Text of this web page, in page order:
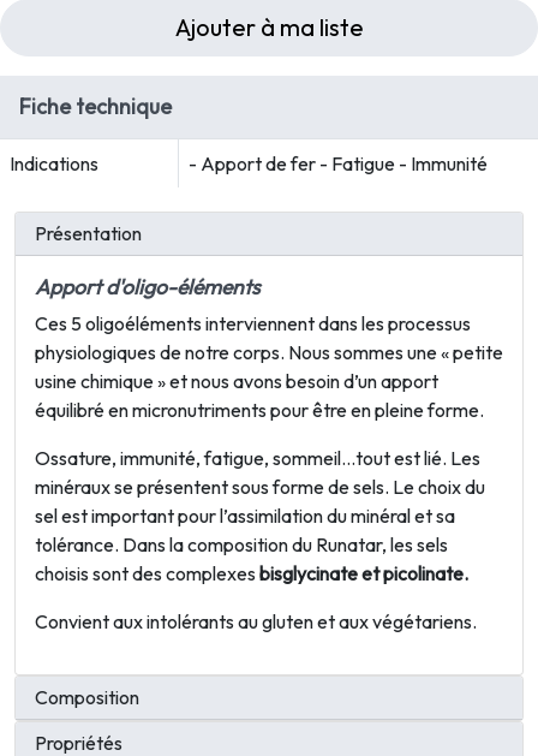
Ajouter à ma liste
Fiche technique
Indications - Apport de fer - Fatigue - Immunité
Présentation
Apport d'oligo-éléments
Ces 5 oligoéléments interviennent dans les processus
physiologiques de notre corps. Nous sommes une « petite
usine chimique » et nous avons besoin d’un apport
équilibré en micronutriments pour être en pleine forme.
Ossature, immunité, fatigue, sommeil…tout est lié. Les
minéraux se présentent sous forme de sels. Le choix du
sel est important pour l’assimilation du minéral et sa
tolérance. Dans la composition du Runatar, les sels
choisis sont des complexes bisglycinate et picolinate.
Convient aux intolérants au gluten et aux végétariens.
Composition
Propriétés